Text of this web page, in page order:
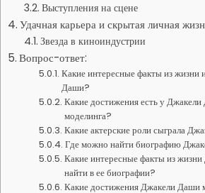
Выступления на сцене
Удачная карьера и скрытая личная
Звезда в киноиндустрии
Вопрос-ответ:
Какие интересные факты из жизни
Даши?
Какие достижения есть у
моделинга?
Какие актерские роли сыграла
Где можно найти биографию
Какие интересные факты из
найти в ее биографии?
Какие достижения Джакели Даши